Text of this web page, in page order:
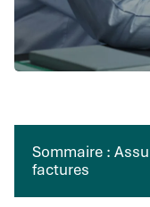
Sommaire :
factures